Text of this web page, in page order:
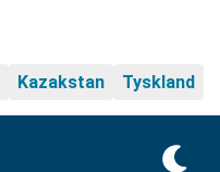
Kazakstan Tyskland